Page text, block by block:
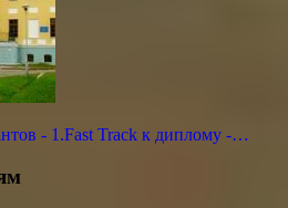
- 1.Fast Track к диплому -…